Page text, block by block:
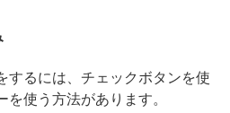
するには、チェックボタンを使
を使う方法があります。